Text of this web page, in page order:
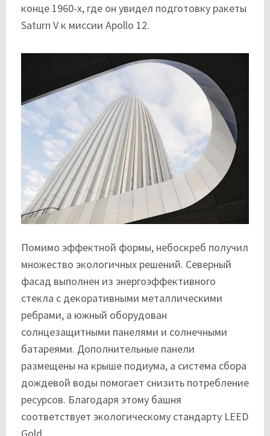
конце 1960-х, где он увидел подготовку ракеты
Saturn V к миссии Apollo 12.
Помимо эффектной формы, небоскреб получил
множество экологичных решений. Северный
фасад выполнен из энергоэффективного
стекла с декоративными металлическими
ребрами, а южный оборудован
солнцезащитными панелями и солнечными
батареями. Дополнительные панели
размещены на крыше подиума, а система сбора
дождевой воды помогает снизить потребление
ресурсов. Благодаря этому башня
соответствует экологическому стандарту LEED